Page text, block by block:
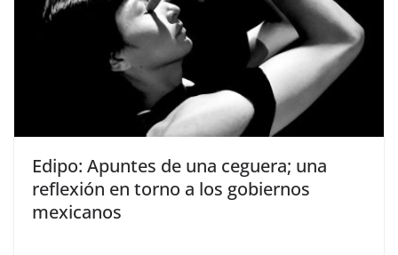
Edipo: Apuntes de una ceguera; una
reflexión en torno a los gobiernos
mexicanos